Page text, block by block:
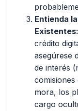
Entienda
Existentes:
crédito
asegúrese
de interés
mora, los
cargo